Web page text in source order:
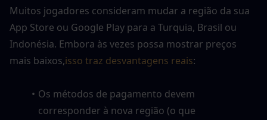
Muitos jogadores consideram mudar a região da sua
App Store ou Google Play para a Turquia, Brasil ou
Indonésia. Embora às vezes possa mostrar preços
mais baixos,isso traz desvantagens reais:
Os métodos de pagamento devem
corresponder à nova região (o que